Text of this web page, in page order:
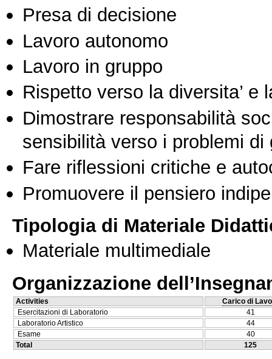
Presa di decisione
Lavoro autonomo
Lavoro in gruppo
Rispetto verso la diversita’ e
Dimostrare responsabilità
sensibilità verso i problemi di
Fare riflessioni critiche e
Promuovere il pensiero
Tipologia di Materiale
Materiale multimediale
Organizzazione
Activities
Carico di
Esercitazioni di Laboratorio
41
Laboratorio Artistico
44
Esame
40
Total
125